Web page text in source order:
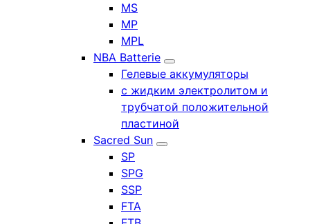
MS
MP
MPL
NBA Batterie
Гелевые аккумуляторы
с жидким электролитом и
трубчатой положительной
пластиной
Sacred Sun
SP
SPG
SSP
FTA